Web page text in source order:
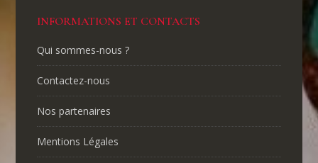
INFORMATIONS ET CONTACTS
Qui sommes-nous ?
Contactez-nous
Nos partenaires
Mentions Légales